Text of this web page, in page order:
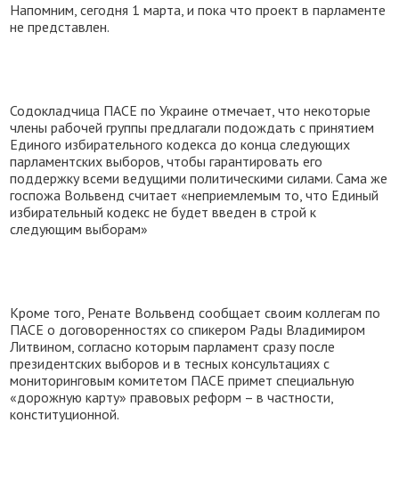
Напомним, сегодня 1 марта, и пока что проект в парламенте
не представлен.
Содокладчица ПАСЕ по Украине отмечает, что некоторые
члены рабочей группы предлагали подождать с принятием
Единого избирательного кодекса до конца следующих
парламентских выборов, чтобы гарантировать его
поддержку всеми ведущими политическими силами. Сама же
госпожа Вольвенд считает «неприемлемым то, что Единый
избирательный кодекс не будет введен в строй к
следующим выборам»
Кроме того, Ренате Вольвенд сообщает своим коллегам по
ПАСЕ о договоренностях со спикером Рады Владимиром
Литвином, согласно которым парламент сразу после
президентских выборов и в тесных консультациях с
мониторинговым комитетом ПАСЕ примет специальную
«дорожную карту» правовых реформ – в частности,
конституционной.